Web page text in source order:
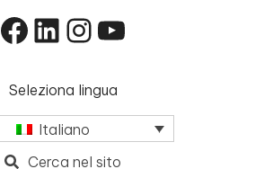
Facebook
LinkedIn
Instagram
YouTube
Seleziona lingua
Italiano
Cerca nel sito